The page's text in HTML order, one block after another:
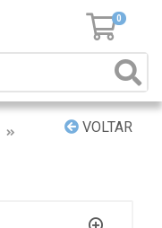
0
VOLTAR